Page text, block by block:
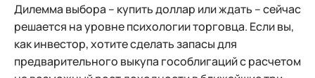
Дилемма выбора – купить доллар или ждать – сейчас
решается на уровне психологии торговца. Если вы,
как инвестор, хотите сделать запасы для
предварительного выкупа гособлигаций с расчетом